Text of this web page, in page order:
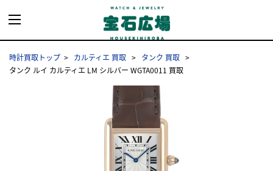
時計買取トップ カルティエ 買取
タンク 買取
タンク ルイ カルティエ LM シルバー WGTA0011 買取